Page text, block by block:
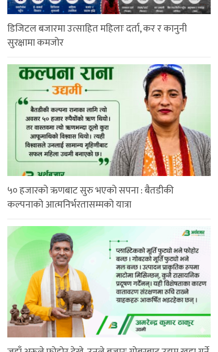
डिजिटल बजारमा उत्साहित महिलाः दर्ता, कर र कानुनी
सुरक्षामा कमजोर
५० हजारको ऋणबाट सुरु भएको सपना : बैतडीकी
कल्पनाको आत्मनिर्भरतासम्मको यात्रा